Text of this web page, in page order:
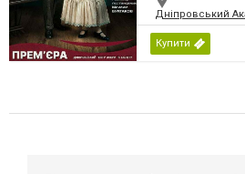
Дніпровський
Купити